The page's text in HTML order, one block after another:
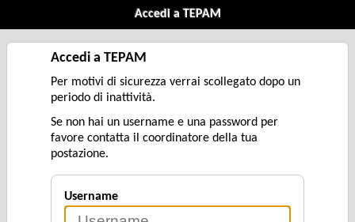
Accedi a TEPAM
Accedi a TEPAM
Per motivi di sicurezza verrai scollegato dopo un
periodo di inattività.
Se non hai un username e una password per
favore contatta il coordinatore della tua
postazione.
Username